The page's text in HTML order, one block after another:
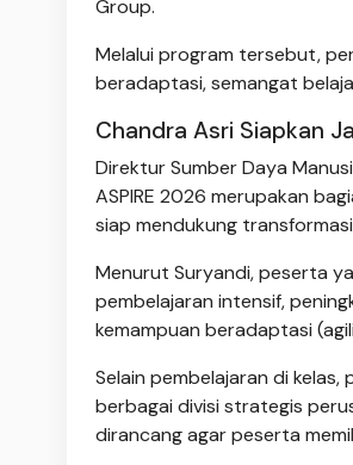
Group.
Melalui program tersebut,
beradaptasi, semangat
Chandra Asri Siapkan
Direktur Sumber Daya
ASPIRE 2026 merupakan
siap mendukung
Menurut Suryandi, peserta
pembelajaran intensif,
kemampuan beradaptasi
Selain pembelajaran di
berbagai divisi strategis
dirancang agar peserta